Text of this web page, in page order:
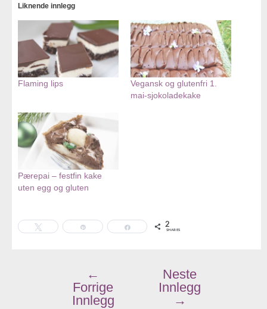
Liknende innlegg
Flaming lips
Vegansk og glutenfri 1.
mai-sjokoladekake
Pærepai – festfin kake
uten egg og gluten
2
SHARES
←
Forrige
Innlegg
Neste
Innlegg
→